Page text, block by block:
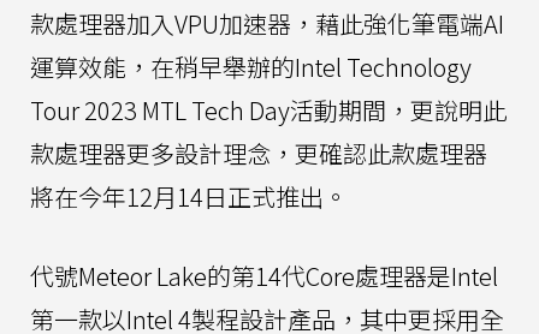
款處理器加入VPU加速器，藉此強化筆電端AI
運算效能，在稍早舉辦的Intel Technology
Tour 2023 MTL Tech Day活動期間，更說明此
款處理器更多設計理念，更確認此款處理器
將在今年12月14日正式推出。
代號Meteor Lake的第14代Core處理器是Intel
第一款以Intel 4製程設計產品，其中更採用全